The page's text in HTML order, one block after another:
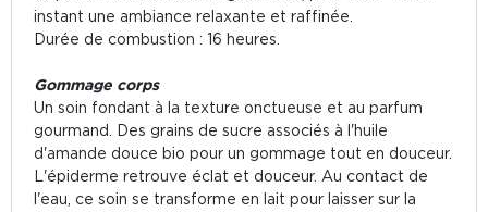
instant une ambiance relaxante et raffinée.
Durée de combustion : 16 heures.
Gommage corps
Un soin fondant à la texture onctueuse et au parfum
gourmand. Des grains de sucre associés à l'huile
d'amande douce bio pour un gommage tout en douceur.
L'épiderme retrouve éclat et douceur. Au contact de
l'eau, ce soin se transforme en lait pour laisser sur la